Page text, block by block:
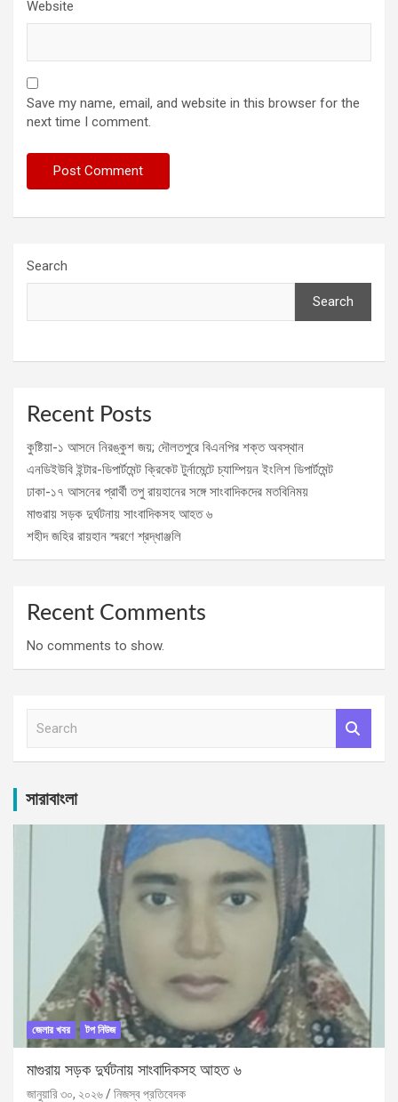
Website
Save my name, email, and website in this browser for the
next time I comment.
Search
Search
Recent Posts
কুষ্টিয়া-১ আসনে নিরঙ্কুশ জয়; দৌলতপুরে বিএনপির শক্ত অবস্থান
এনডিইউবি ইন্টার-ডিপার্টমেন্ট ক্রিকেট টুর্নামেন্টে চ্যাম্পিয়ন ইংলিশ ডিপার্টমেন্ট
ঢাকা-১৭ আসনের প্রার্থী তপু রায়হানের সঙ্গে সাংবাদিকদের মতবিনিময়
মাগুরায় সড়ক দুর্ঘটনায় সাংবাদিকসহ আহত ৬
শহীদ জহির রায়হান স্মরণে শ্রদ্ধাঞ্জলি
Recent Comments
No comments to show.
c
সারাবাংলা
জেলার খবর টপ নিউজ
মাগুরায় সড়ক দুর্ঘটনায় সাংবাদিকসহ আহত ৬
জানুয়ারি ৩০, ২০২৬ নিজস্ব প্রতিবেদক